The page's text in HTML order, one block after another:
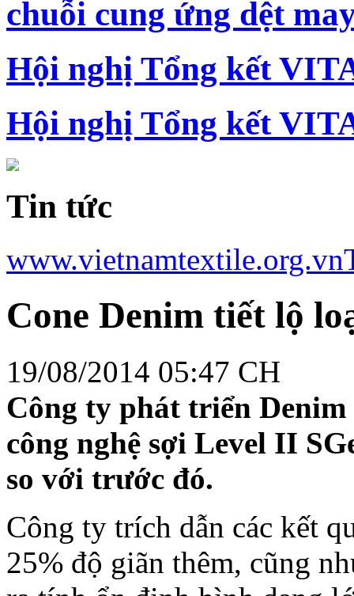
chuỗi cung ứng dệt
Hội nghị Tổng kết
Hội nghị Tổng kết
Tin tức
www.vietnamtextile.org.vn
Cone Denim tiết lộ
19/08/2014 05:47 CH
Công ty phát triển
công nghệ sợi Level II
so với trước đó.
Công ty trích dẫn các kết
25% độ giãn thêm, cũng